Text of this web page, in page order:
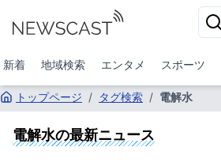
新着 地域検索 エンタメ スポーツ
トップページ / タグ検索 / 電解水
電解水の最新ニュース